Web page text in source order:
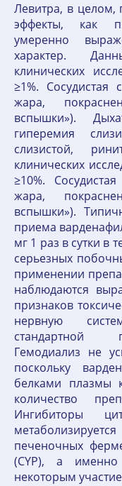
Левитра, в целом,
эффекты, как
умеренно
характер.
клинических
≥1%. Сосудистая
жара,
вспышки»).
гиперемия
слизистой,
клинических
≥10%.
жара,
вспышки»).
приема
мг 1 раз в сутки в
серьезных
применении
наблюдаются
признаков
нервную
стандартной
Гемодиализ не
поскольку
белками плазмы
количество
Ингибиторы
печеночных
(CYP), а
некоторым